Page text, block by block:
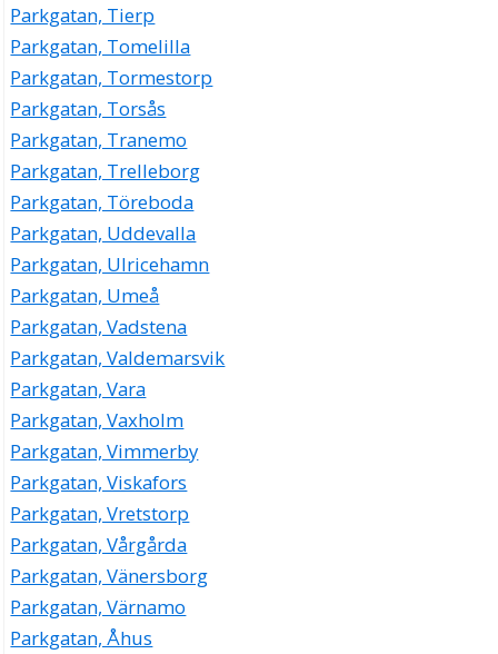
Parkgatan, Tierp
Parkgatan, Tomelilla
Parkgatan, Tormestorp
Parkgatan, Torsås
Parkgatan, Tranemo
Parkgatan, Trelleborg
Parkgatan, Töreboda
Parkgatan, Uddevalla
Parkgatan, Ulricehamn
Parkgatan, Umeå
Parkgatan, Vadstena
Parkgatan, Valdemarsvik
Parkgatan, Vara
Parkgatan, Vaxholm
Parkgatan, Vimmerby
Parkgatan, Viskafors
Parkgatan, Vretstorp
Parkgatan, Vårgårda
Parkgatan, Vänersborg
Parkgatan, Värnamo
Parkgatan, Åhus